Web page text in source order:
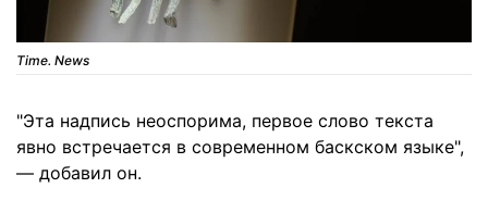
Time. News
"Эта надпись неоспорима, первое слово текста
явно встречается в современном баскском языке",
— добавил он.